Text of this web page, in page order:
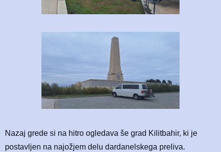
Nazaj grede si na hitro ogledava še grad Kilitbahir, ki je
postavljen na najožjem delu dardanelskega preliva.